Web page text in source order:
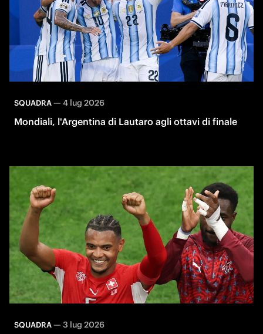
SQUADRA— 4 lug 2026
Mondiali, l'Argentina di Lautaro agli ottavi di finale
SQUADRA— 3 lug 2026